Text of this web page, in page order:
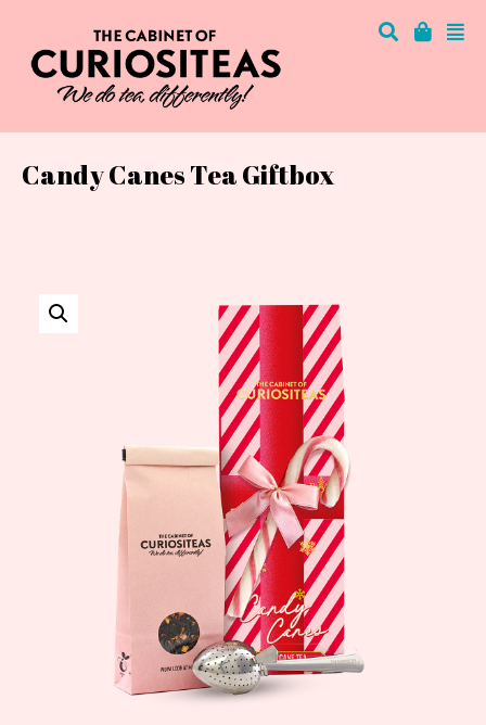
Candy Canes Tea Giftbox